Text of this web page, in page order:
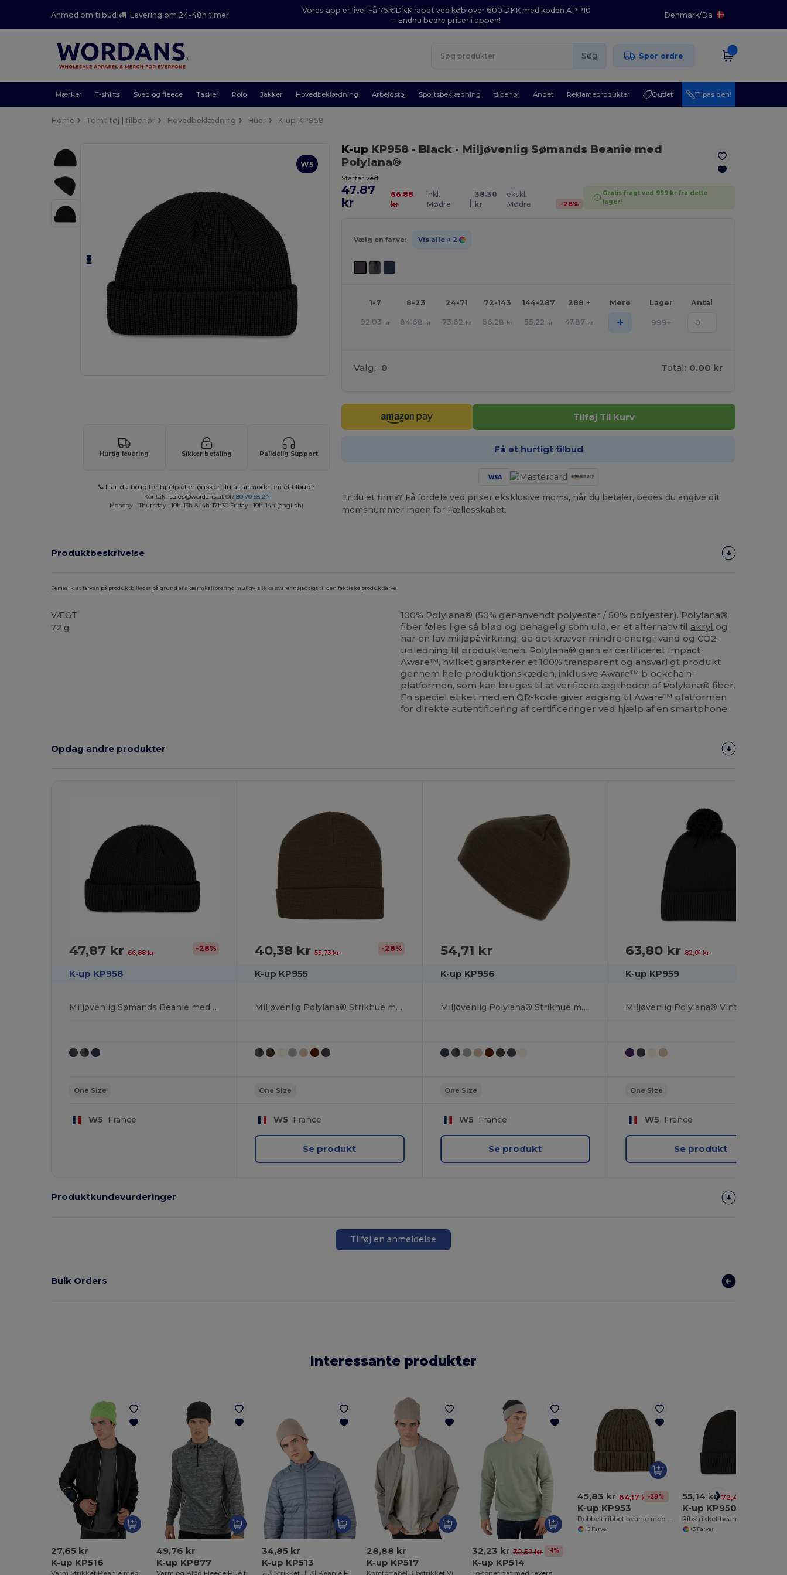
Anmod om tilbud| Levering om 24-48h timer
Vores app er live! Få 75 €DKK rabat ved køb over 600 DKK med koden APP10
– Endnu bedre priser i appen!
Denmark/Da
Søg Spor ordre
Mærker T-shirts Sved og fleece Tasker Polo Jakker Hovedbeklædning Arbejdstøj Sportsbeklædning tilbehør Andet Reklameprodukter Outlet Tilpas den!
Home Tomt tøj | tilbehør Hovedbeklædning Huer K-up KP958
W5
Hurtig levering Sikker betaling Pålidelig Support
Har du brug for hjælp eller ønsker du at anmode om et tilbud?
Kontakt sales@wordans.at OR80 70 58 24
Monday - Thursday : 10h-13h & 14h-17h30 Friday : 10h-14h (english)
K-upKP958 - Black- Miljøvenlig Sømands Beanie med
Polylana®
Starter ved
47.87
kr
66.88
kr
inkl.
Mødre
|
38.30
kr
ekskl.
Mødre
-28%
Gratis fragt ved 999 kr fra dette
lager!
Vælg en farve: Vis alle + 2
1-7 8-23 24-71 72-143 144-287 288 + Mere Lager Antal
92.03 kr 84.68 kr 73.62 kr 66.28 kr 55.22 kr 47.87 kr + 999+
Valg: 0 Total: 0.00 kr
Tilføj Til Kurv
Få et hurtigt tilbud
Er du et firma? Få fordele ved priser eksklusive moms, når du betaler, bedes du angive dit
momsnummer inden for Fællesskabet.
Produktbeskrivelse
Bemærk, at farven på produktbilledet på grund af skærmkalibrering muligvis ikke svarer nøjagtigt til den faktiske produktfarve.
VÆGT
72 g.
100% Polylana® (50% genanvendt polyester / 50% polyester). Polylana®
fiber føles lige så blød og behagelig som uld, er et alternativ til akryl og
har en lav miljøpåvirkning, da det kræver mindre energi, vand og CO2-
udledning til produktionen. Polylana® garn er certificeret Impact
Aware™, hvilket garanterer et 100% transparent og ansvarligt produkt
gennem hele produktionskæden, inklusive Aware™ blockchain-
platformen, som kan bruges til at verificere ægtheden af Polylana® fiber.
En speciel etiket med en QR-kode giver adgang til Aware™ platformen
for direkte autentificering af certificeringer ved hjælp af en smartphone.
Opdag andre produkter
47,87 kr66,88 kr -28%
K-up KP958
Miljøvenlig Sømands Beanie med Polylana®
One Size
W5 France
40,38 kr 55,73 kr -28%
K-up KP955
Miljøvenlig Polylana® Strikhue med Oprul
One Size
W5 France
Se produkt
54,71 kr
K-up KP956
Miljøvenlig Polylana® Strikhue med Certificering
One Size
W5 France
Se produkt
63,80 kr82,01 kr
K-up KP959
One Size
W5 France
Se produkt
Produktkundevurderinger
Tilføj en anmeldelse
Bulk Orders
Interessante produkter
27,65 kr
K-up KP516
Varm Strikket Beanie med Ribkant
49,76 kr
K-up KP877
Varm og Blød Fleece Hue til Vinterbrug
34,85 kr
K-up KP513
گرم Strikket اکریل Beanie Hat کے لئے سردی
28,88 kr
K-up KP517
Komfortabel Ribstrikket Vinterhue i Akryl
32,23 kr 32,52 kr -1%
K-up KP514
To-tonet hat med revers
45,83 kr 64,17 kr-29%
K-up KP953
Dobbelt ribbet beanie med K-up
+5 Farver
55,14 kr 72,45 kr
K-up KP950
Ribstrikket beanie med K-up
+3 Farver